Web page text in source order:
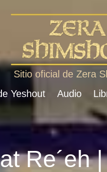
Sitio oficial de Zera
Yeshout Audio